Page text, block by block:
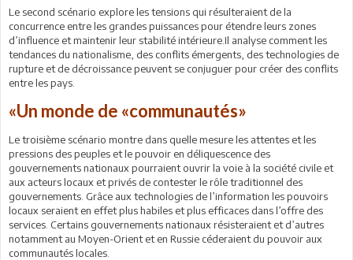
Le second scénario explore les tensions qui résulteraient de la
concurrence entre les grandes puissances pour étendre leurs zones
d’influence et maintenir leur stabilité intérieure.Il analyse comment les
tendances du nationalisme, des conflits émergents, des technologies de
rupture et de décroissance peuvent se conjuguer pour créer des conflits
entre les pays.
«Un monde de «communautés»
Le troisième scénario montre dans quelle mesure les attentes et les
pressions des peuples et le pouvoir en déliquescence des
gouvernements nationaux pourraient ouvrir la voie à la société civile et
aux acteurs locaux et privés de contester le rôle traditionnel des
gouvernements. Grâce aux technologies de l’information les pouvoirs
locaux seraient en effet plus habiles et plus efficaces dans l’offre des
services. Certains gouvernements nationaux résisteraient et d’autres
notamment au Moyen-Orient et en Russie céderaient du pouvoir aux
communautés locales.